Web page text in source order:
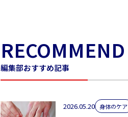
RECOMMEND
編集部おすすめ記事
2026.05.20 身体のケア